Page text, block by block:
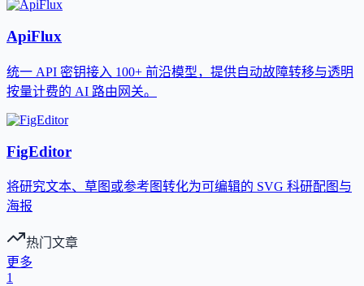
ApiFlux
统一 API 密钥接入 100+ 前沿模型，提供自动故障转移与透明
按量计费的 AI 路由网关。
FigEditor
将研究文本、草图或参考图转化为可编辑的 SVG 科研配图与
海报
热门文章
更多
1